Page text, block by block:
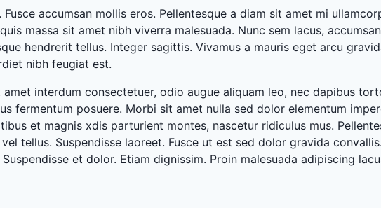
Fusce accumsan mollis eros. Pellentesque a diam sit amet mi
massa sit amet nibh viverra malesuada. Nunc sem lacus,
hendrerit tellus. Integer sagittis. Vivamus a mauris eget arcu
nibh feugiat est.
interdum consectetuer, odio augue aliquam leo, nec dapibus
fermentum posuere. Morbi sit amet nulla sed dolor elementum
et magnis xdis parturient montes, nascetur ridiculus mus.
tellus. Suspendisse laoreet. Fusce ut est sed dolor gravida
et dolor. Etiam dignissim. Proin malesuada adipiscing